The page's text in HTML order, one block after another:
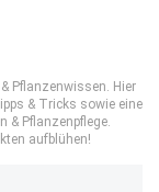
Pflanzenwissen. Hier
& Tricks sowie eine
& Pflanzenpflege.
aufblühen!